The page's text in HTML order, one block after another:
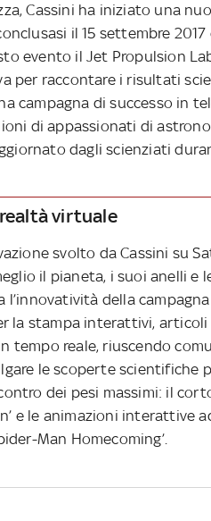
Cassini ha iniziato una
il 15 settembre
evento il Jet Propulsion
per raccontare i risultati
campagna di successo in
di appassionati di
dagli scienziati
virtuale
svolto da Cassini su
il pianeta, i suoi anelli e
l’innovatività della
la stampa interattivi,
tempo reale, riuscendo
le scoperte scientifiche
dei pesi massimi: il
e le animazioni interattive
Man Homecoming’.